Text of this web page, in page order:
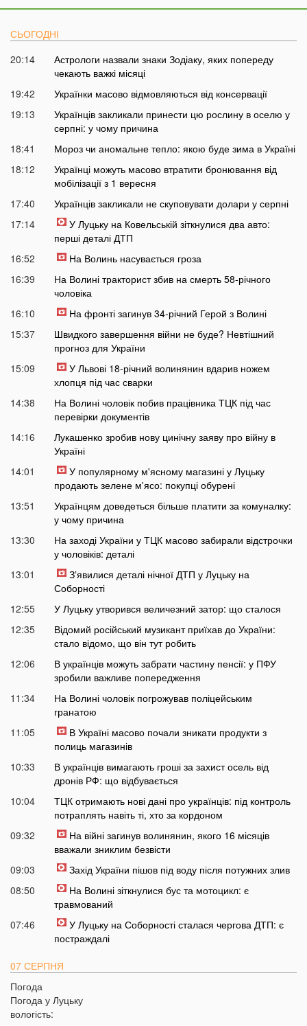
СЬОГОДНІ
20:14
Астрологи назвали знаки Зодіаку, яких попереду
чекають важкі місяці
19:42
Українки масово відмовляються від консервації
19:13
Українців закликали принести цю рослину в оселю у
серпні: у чому причина
18:41
Мороз чи аномальне тепло: якою буде зима в Україні
18:12
Українці можуть масово втратити бронювання від
мобілізації з 1 вересня
17:40
Українців закликали не скуповувати долари у серпні
17:14
У Луцьку на Ковельській зіткнулися два авто:
перші деталі ДТП
16:52
На Волинь насувається гроза
16:39
На Волині тракторист збив на смерть 58-річного
чоловіка
16:10
На фронті загинув 34-річний Герой з Волині
15:37
Швидкого завершення війни не буде? Невтішний
прогноз для України
15:09
У Львові 18-річний волинянин вдарив ножем
хлопця під час сварки
14:38
На Волині чоловік побив працівника ТЦК під час
перевірки документів
14:16
Лукашенко зробив нову цинічну заяву про війну в
Україні
14:01
У популярному м'ясному магазині у Луцьку
продають зелене м'ясо: покупці обурені
13:51
Українцям доведеться більше платити за комуналку:
у чому причина
13:30
На заході України у ТЦК масово забирали відстрочки
у чоловіків: деталі
13:01
Зʼявилися деталі нічної ДТП у Луцьку на
Соборності
12:55
У Луцьку утворився величезний затор: що сталося
12:35
Відомий російський музикант приїхав до України:
стало відомо, що він тут робить
12:06
В українців можуть забрати частину пенсії: у ПФУ
зробили важливе попередження
11:34
На Волині чоловік погрожував поліцейським
гранатою
11:05
В Україні масово почали зникати продукти з
полиць магазинів
10:33
В українців вимагають гроші за захист осель від
дронів РФ: що відбувається
10:04
ТЦК отримають нові дані про українців: під контроль
потраплять навіть ті, хто за кордоном
09:32
На війні загинув волинянин, якого 16 місяців
вважали зниклим безвісти
09:03
Захід України пішов під воду після потужних злив
08:50
На Волині зіткнулися бус та мотоцикл: є
травмований
07:46
У Луцьку на Соборності сталася чергова ДТП: є
постраждалі
07 СЕРПНЯ
20:31
20:17
Погода
Погода у Луцьку
вологість: